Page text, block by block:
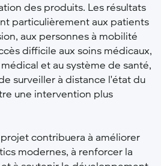
des produits. Les résultats
particulièrement aux patients
aux personnes à mobilité
difficile aux soins médicaux,
et au système de santé,
surveiller à distance l'état du
une intervention plus
contribuera à améliorer
modernes, à renforcer la